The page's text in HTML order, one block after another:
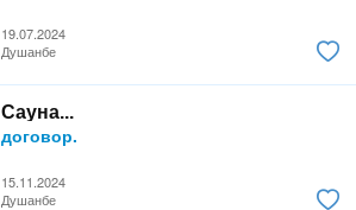
19.07.2024
Душанбе
Сауна...
договор.
15.11.2024
Душанбе